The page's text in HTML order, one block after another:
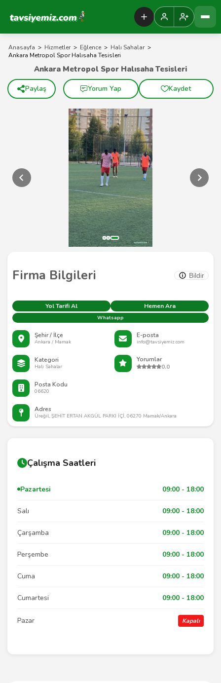
Tavsiyemiz Anasayfa
Anasayfa > Hizmetler > Eğlence > Halı Sahalar >
Ankara Metropol Spor Halısaha Tesisleri
Firma Bilgileri Bildir
Yol Tarifi Al Hemen Ara
Whatsapp
Şehir / İlçe
Ankara / Mamak
E-posta
info@tavsiyemiz.com
Kategori
Halı Sahalar
Yorumlar
0.0
Posta Kodu
06620
Adres
Üreğil, ŞEHİT ERTAN AKGÜL PARKI İÇİ, 06270 Mamak/Ankara
Ankara Metropol Spor Halısaha Tesisleri
Paylaş Yorum Yap Kaydet
Çalışma Saatleri
Pazartesi 09:00 - 18:00
Salı 09:00 - 18:00
Çarşamba 09:00 - 18:00
Perşembe 09:00 - 18:00
Cuma 09:00 - 18:00
Cumartesi 09:00 - 18:00
Pazar Kapalı